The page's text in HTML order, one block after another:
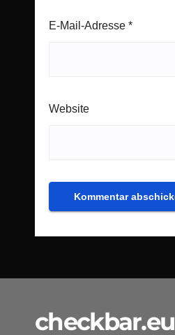
E-Mail-Adresse *
Website
checkbar.eu